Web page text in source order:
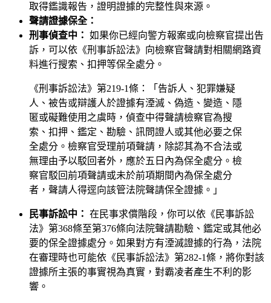
取得鑑識報告，證明證據的完整性與來源。
聲請證據保全：
刑事偵查中： 如果你已經向警方報案或向檢察官提出告
訴，可以依《刑事訴訟法》向檢察官聲請對相關網路資
料進行搜索、扣押等保全處分。
《刑事訴訟法》第219-1條：「告訴人、犯罪嫌疑
人、被告或辯護人於證據有湮滅、偽造、變造、隱
匿或礙難使用之虞時，偵查中得聲請檢察官為搜
索、扣押、鑑定、勘驗、訊問證人或其他必要之保
全處分。檢察官受理前項聲請，除認其為不合法或
無理由予以駁回者外，應於五日內為保全處分。檢
察官駁回前項聲請或未於前項期間內為保全處分
者，聲請人得逕向該管法院聲請保全證據。」
民事訴訟中： 在民事求償階段，你可以依《民事訴訟
法》第368條至第376條向法院聲請勘驗、鑑定或其他必
要的保全證據處分。如果對方有湮滅證據的行為，法院
在審理時也可能依《民事訴訟法》第282-1條，將你對該
證據所主張的事實視為真實，對霸凌者產生不利的影
響。